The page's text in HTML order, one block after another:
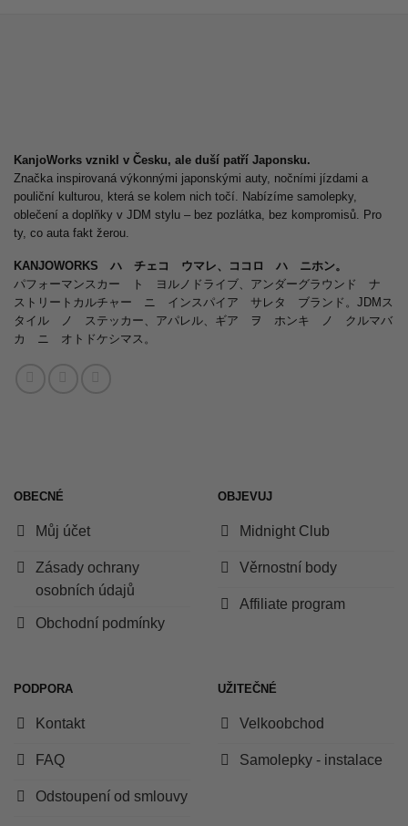
KanjoWorks vznikl v Česku, ale duší patří Japonsku.
Značka inspirovaná výkonnými japonskými auty, nočními jízdami a
pouliční kulturou, která se kolem nich točí. Nabízíme samolepky,
oblečení a doplňky v JDM stylu – bez pozlátka, bez kompromisů. Pro
ty, co auta fakt žerou.
KANJOWORKS ハ チェコ ウマレ、ココロ ハ ニホン。
パフォーマンスカー ト ヨルノドライブ、アンダーグラウンド ナ
ストリートカルチャー ニ インスパイア サレタ ブランド。JDMス
タイル ノ ステッカー、アパレル、ギア ヲ ホンキ ノ クルマバ
カ ニ オトドケシマス。
OBECNÉ
Můj účet
Zásady ochrany
osobních údajů
Obchodní podmínky
OBJEVUJ
Midnight Club
Věrnostní body
Affiliate program
PODPORA
Kontakt
FAQ
Odstoupení od smlouvy
UŽITEČNÉ
Velkoobchod
Samolepky - instalace